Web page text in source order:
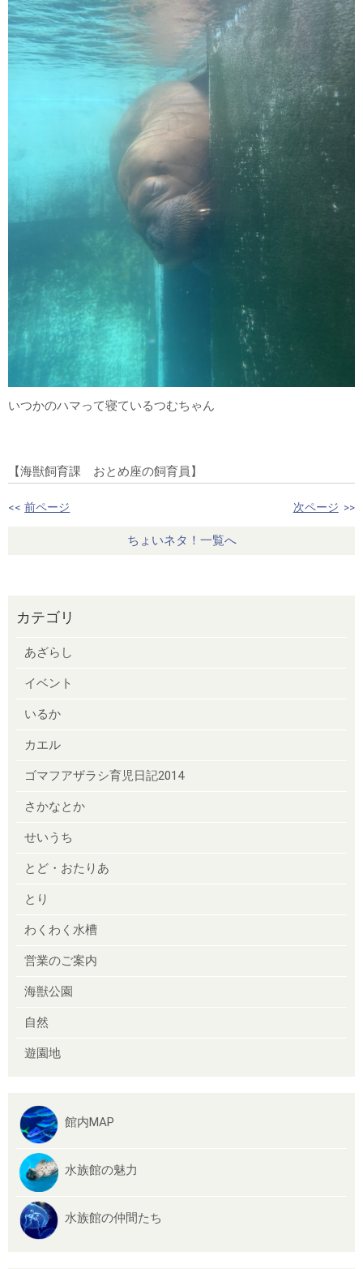
いつかのハマって寝ているつむちゃん
【海獣飼育課 おとめ座の飼育員】
<< 前ページ 次ページ >>
ちょいネタ！一覧へ
カテゴリ
あざらし
イベント
いるか
カエル
ゴマフアザラシ育児日記2014
さかなとか
せいうち
とど・おたりあ
とり
わくわく水槽
営業のご案内
海獣公園
自然
遊園地
館内MAP
水族館の魅力
水族館の仲間たち